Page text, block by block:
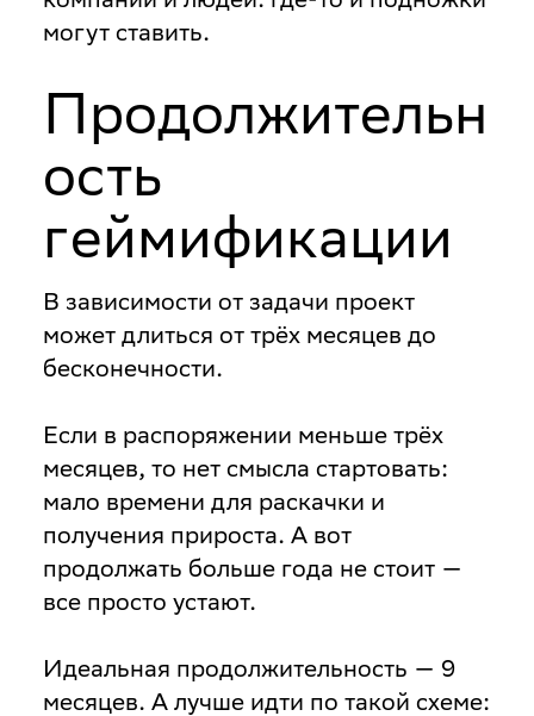
могут ставить.
Продолжительн
ость
геймификации
В зависимости от задачи проект
может длиться от трёх месяцев до
бесконечности.
Если в распоряжении меньше трёх
месяцев, то нет смысла стартовать:
мало времени для раскачки и
получения прироста. А вот
продолжать больше года не стоит —
все просто устают.
Идеальная продолжительность — 9
месяцев. А лучше идти по такой схеме: